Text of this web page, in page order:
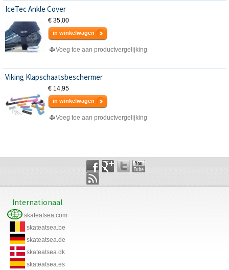
IceTec Ankle Cover
€ 35,00
in winkelwagen
Voeg toe aan productvergelijking
Viking Klapschaatsbeschermer
€ 14,95
in winkelwagen
Voeg toe aan productvergelijking
Internationaal
skateatsea.com
skateatsea.be
skateatsea.de
skateatsea.dk
skateatsea.es